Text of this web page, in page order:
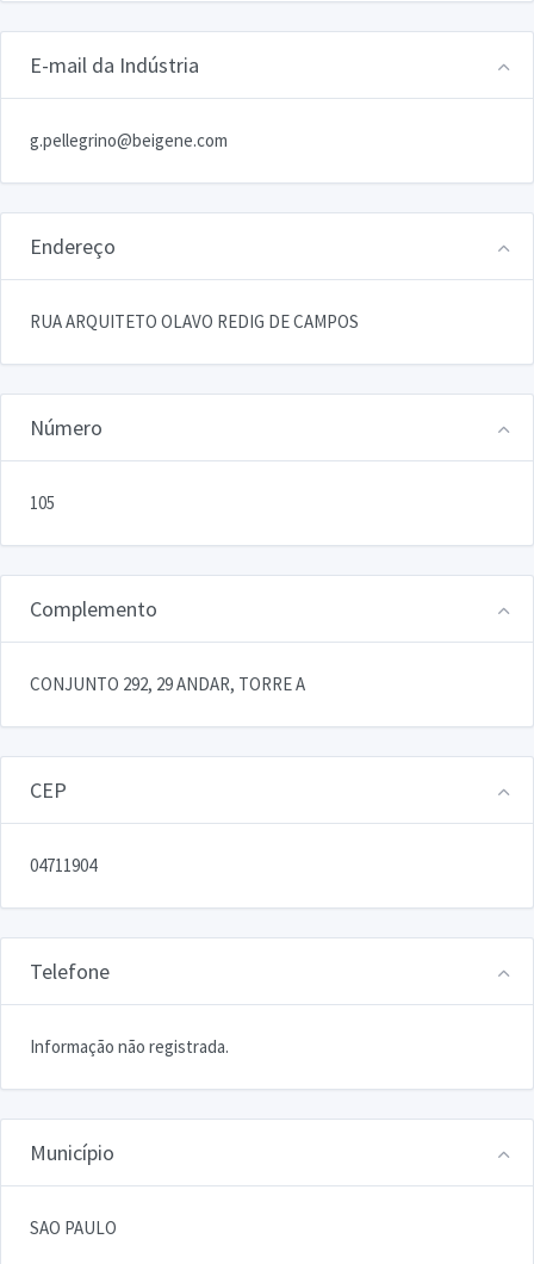
E-mail da Indústria
g.pellegrino@beigene.com
Endereço
RUA ARQUITETO OLAVO REDIG DE CAMPOS
Número
105
Complemento
CONJUNTO 292, 29 ANDAR, TORRE A
CEP
04711904
Telefone
Informação não registrada.
Município
SAO PAULO